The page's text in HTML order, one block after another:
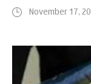
November 17,